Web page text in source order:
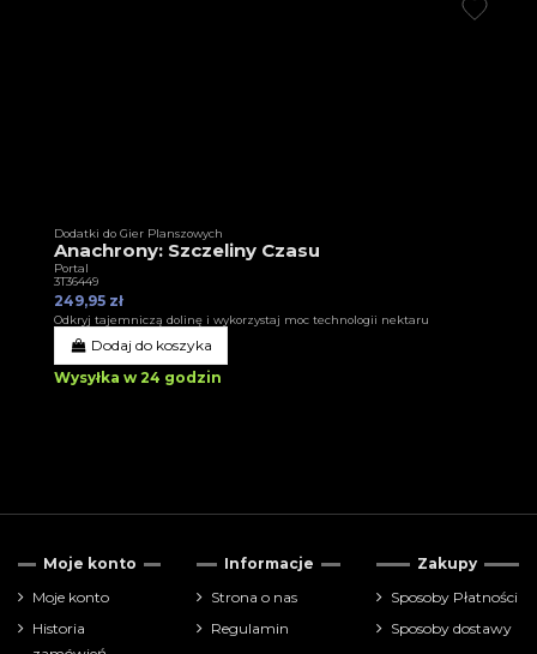
Dodatki do Gier Planszowych
Anachrony: Szczeliny Czasu
Portal
3T36449
249,95 zł
Odkryj tajemniczą dolinę i wykorzystaj moc technologii nektaru
Dodaj do koszyka
Wysyłka w 24 godzin
Moje konto
Moje konto
Historia
Informacje
Strona o nas
Regulamin
Zakupy
Sposoby Płatności
Sposoby dostawy